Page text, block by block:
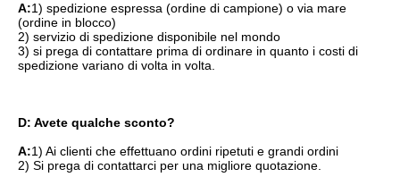
A:1) spedizione espressa (ordine di campione) o via mare
(ordine in blocco)
2) servizio di spedizione disponibile nel mondo
3) si prega di contattare prima di ordinare in quanto i costi di
spedizione variano di volta in volta.
D: Avete qualche sconto?
A:1) Ai clienti che effettuano ordini ripetuti e grandi ordini
2) Si prega di contattarci per una migliore quotazione.